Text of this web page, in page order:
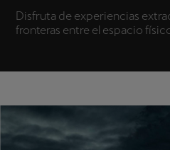
Disfruta de experiencias
fronteras entre el espacio